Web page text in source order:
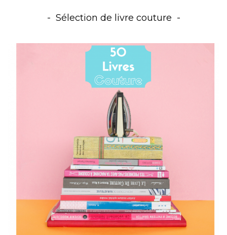
Sélection de livre couture